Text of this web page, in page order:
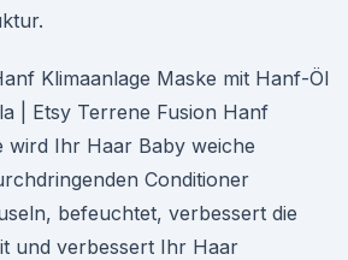
Klimaanlage Maske mit Hanf-Öl
| Etsy Terrene Fusion Hanf
wird Ihr Haar Baby weiche
Conditioner
befeuchtet, verbessert die
und verbessert Ihr Haar